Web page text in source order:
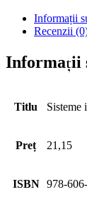
Informații
Recenzii
Informații
Titlu Sisteme
Preț 21,15
ISBN 978-